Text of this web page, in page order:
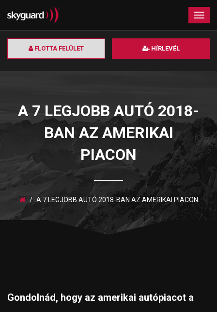
FLOTTA FELÜLET HÍRLEVÉL
×
A 7 LEGJOBB AUTÓ 2018-
BAN AZ AMERIKAI
PIACON
A 7 LEGJOBB AUTÓ 2018-BAN AZ AMERIKAI PIACON
Gondolnád, hogy az amerikai autópiacot a